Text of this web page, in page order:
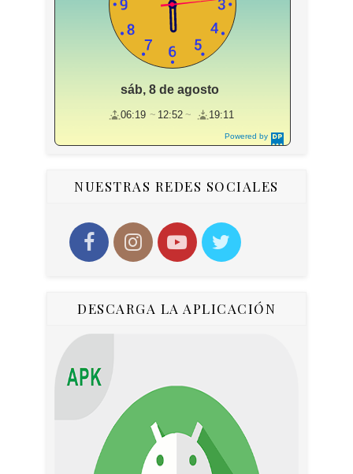
Powered by
DaysPedia.c
sáb, 8 de agosto
06:19 12:52 19:11
NUESTRAS REDES SOCIALES
DESCARGA LA APLICACIÓN